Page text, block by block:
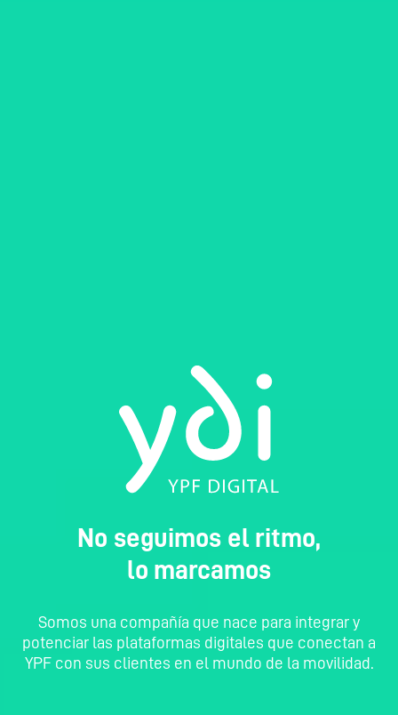
No seguimos el ritmo,
lo marcamos
Somos una compañía que nace para integrar y
potenciar las plataformas digitales que conectan a
YPF con sus clientes en el mundo de la movilidad.